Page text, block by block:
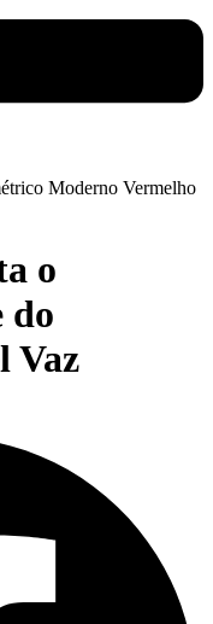
o
do
Vaz